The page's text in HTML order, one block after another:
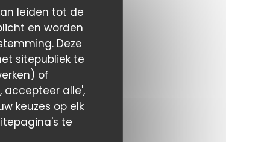
leiden tot de
en worden
Deze
sitepubliek te
of
accepteer alle',
keuzes op elk
te
/5
/5